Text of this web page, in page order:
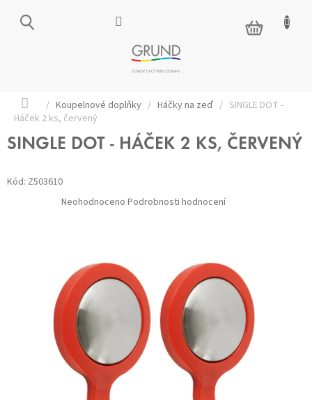
NÁKUPNÍ
KOŠÍK
Domů
/ Koupelnové doplňky / Háčky na zeď / SINGLE DOT -
Háček 2 ks, červený
SINGLE DOT - HÁČEK 2 KS, ČERVENÝ
Kód: Z503610
Průměrné
hodnocení
Neohodnoceno Podrobnosti hodnocení